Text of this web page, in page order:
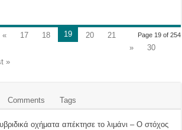
Page 19 of 254
« 17 18 19 20
21
»
30
»
Comments Tags
οχήματα απέκτησε το λιμάνι – Ο στόχος